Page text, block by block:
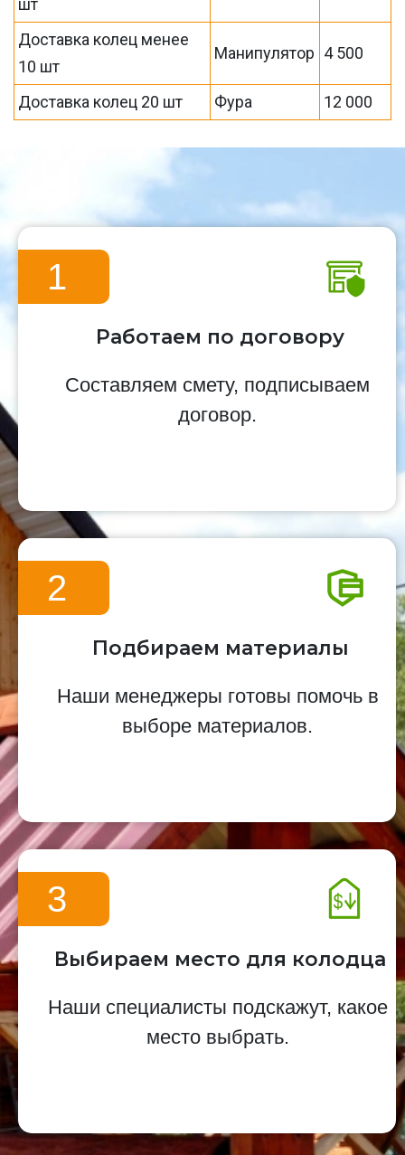
шт
Доставка колец менее
10 шт
Манипулятор 4 500
Доставка колец 20 шт Фура 12 000
1
Работаем по договору
Составляем смету, подписываем
договор.
2
Подбираем материалы
Наши менеджеры готовы помочь в
выборе материалов.
3
Выбираем место для колодца
Наши специалисты подскажут, какое
место выбрать.